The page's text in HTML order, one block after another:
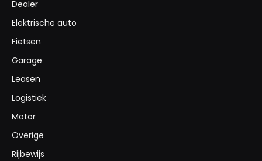
Dealer
Elektrische auto
Fietsen
Garage
Leasen
Logistiek
Motor
Overige
Rijbewijs